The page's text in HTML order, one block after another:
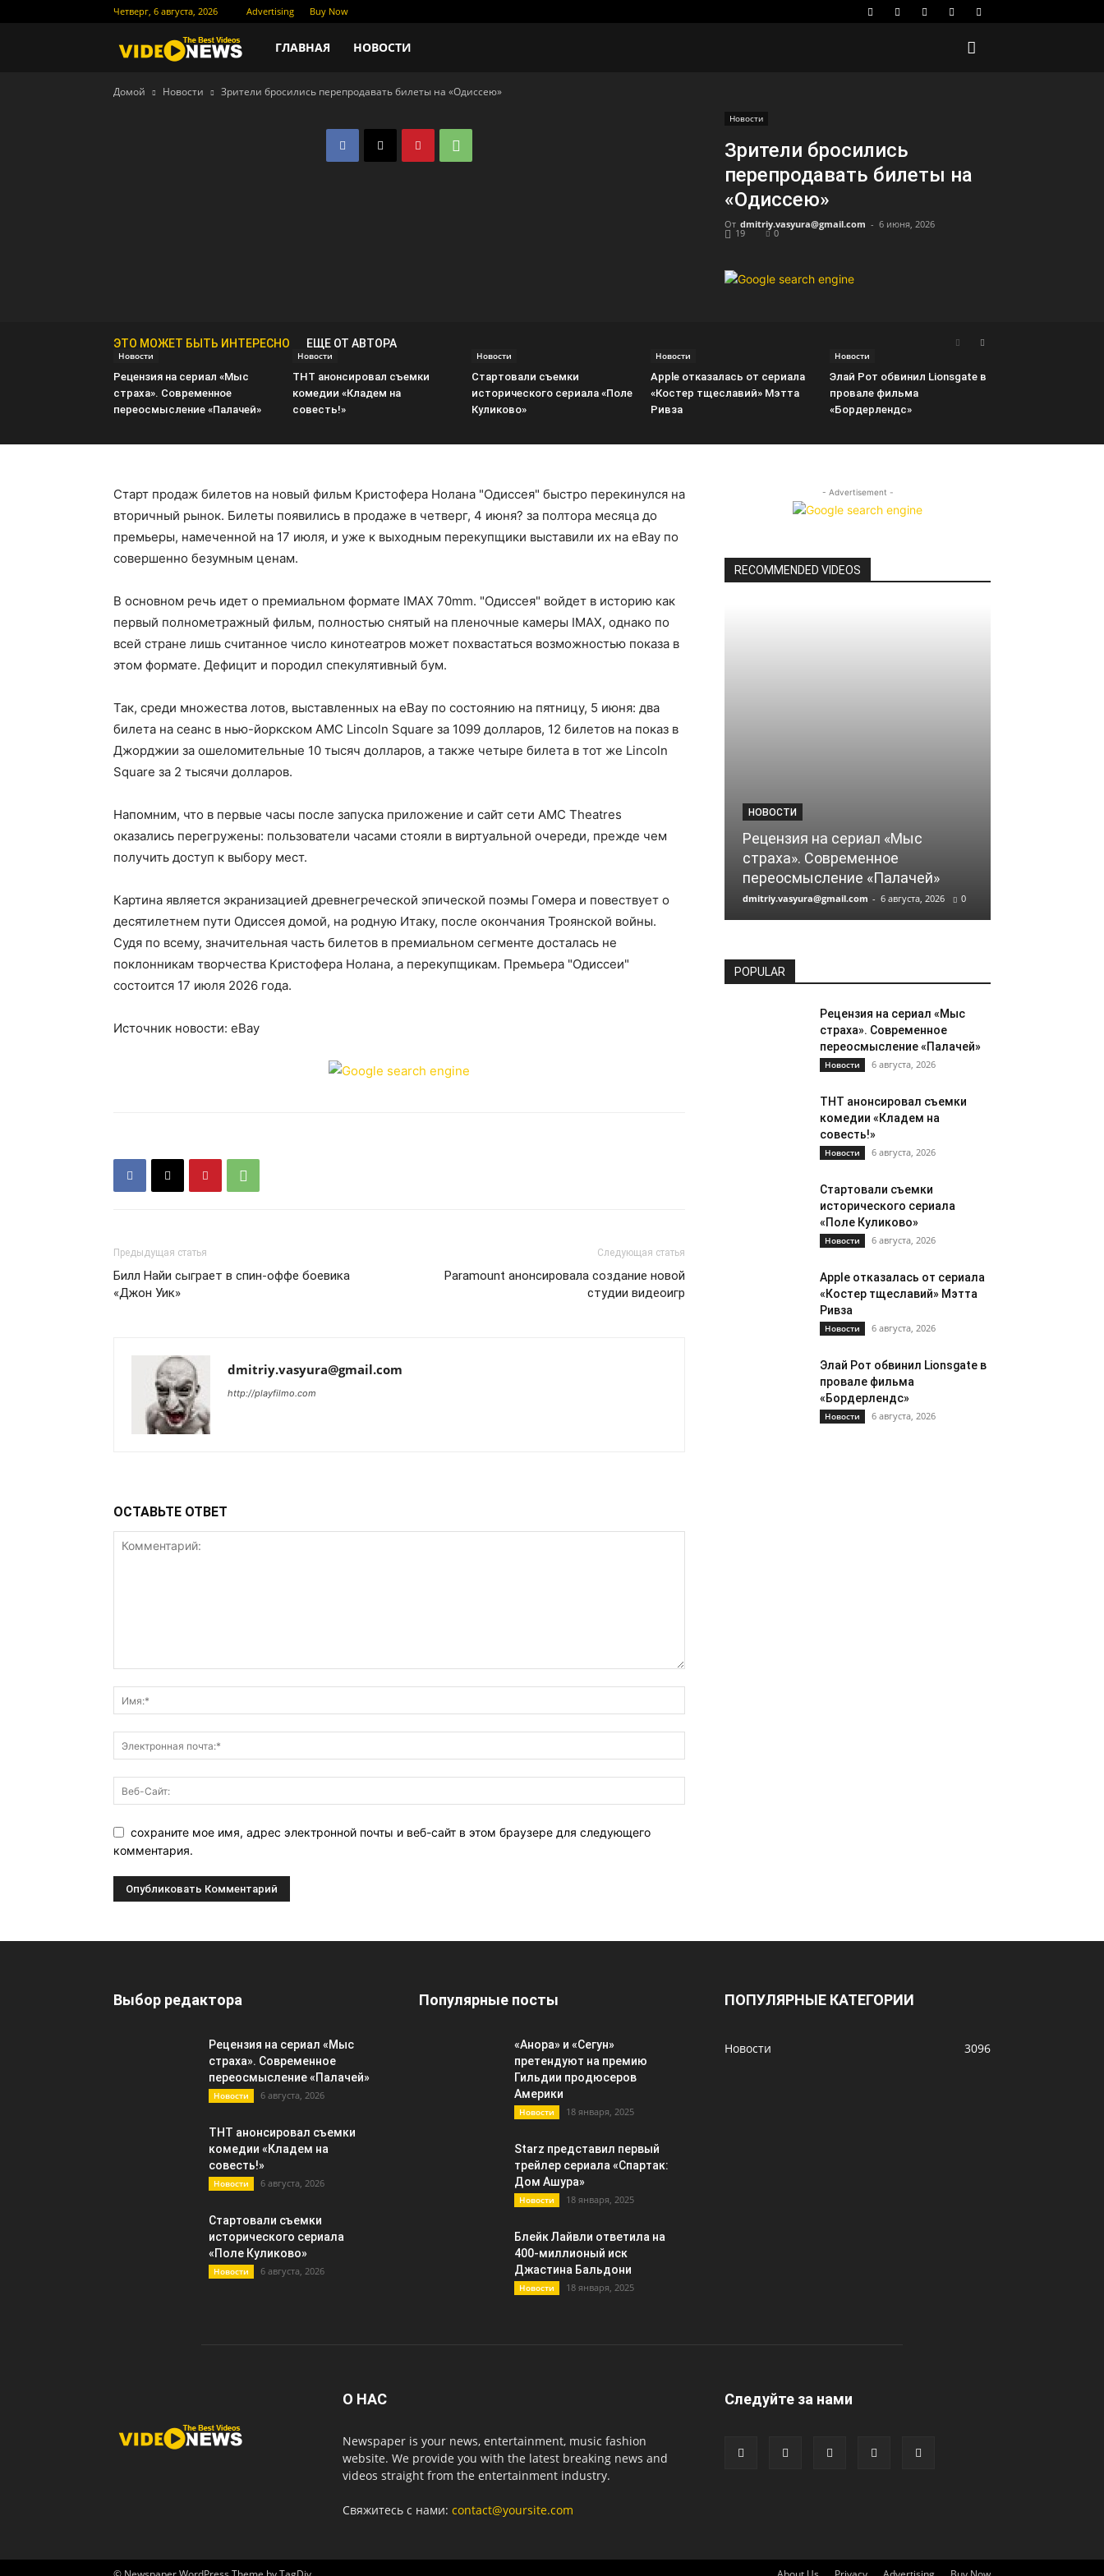
Четверг, 6 августа, 2026 Advertising Buy Now
Новости
кино
ГЛАВНАЯ НОВОСТИ
Домой Новости Зрители бросились перепродавать билеты на «Одиссею»
Новости
Зрители бросились
перепродавать билеты на
«Одиссею»
От dmitriy.vasyura@gmail.com - 6 июня, 2026
19 0
ЭТО МОЖЕТ БЫТЬ ИНТЕРЕСНО ЕЩЕ ОТ АВТОРА
Новости
Рецензия на сериал «Мыс
страха». Современное
переосмысление «Палачей»
Новости
ТНТ анонсировал съемки
комедии «Кладем на
совесть!»
Новости
Стартовали съемки
исторического сериала «Поле
Куликово»
Новости
Apple отказалась от сериала
«Костер тщеславий» Мэтта
Ривза
Новости
Элай Рот обвинил Lionsgate в
провале фильма
«Бордерлендс»
Старт продаж билетов на новый фильм Кристофера Нолана "Одиссея" быстро перекинулся на
вторичный рынок. Билеты появились в продаже в четверг, 4 июня? за полтора месяца до
премьеры, намеченной на 17 июля, и уже к выходным перекупщики выставили их на eBay по
совершенно безумным ценам.
В основном речь идет о премиальном формате IMAX 70mm. "Одиссея" войдет в историю как
первый полнометражный фильм, полностью снятый на пленочные камеры IMAX, однако по
всей стране лишь считанное число кинотеатров может похвастаться возможностью показа в
этом формате. Дефицит и породил спекулятивный бум.
Так, среди множества лотов, выставленных на eBay по состоянию на пятницу, 5 июня: два
билета на сеанс в нью-йоркском AMC Lincoln Square за 1099 долларов, 12 билетов на показ в
Джорджии за ошеломительные 10 тысяч долларов, а также четыре билета в тот же Lincoln
Square за 2 тысячи долларов.
Напомним, что в первые часы после запуска приложение и сайт сети AMC Theatres
оказались перегружены: пользователи часами стояли в виртуальной очереди, прежде чем
получить доступ к выбору мест.
Картина является экранизацией древнегреческой эпической поэмы Гомера и повествует о
десятилетнем пути Одиссея домой, на родную Итаку, после окончания Троянской войны.
Судя по всему, значительная часть билетов в премиальном сегменте досталась не
поклонникам творчества Кристофера Нолана, а перекупщикам. Премьера "Одиссеи"
состоится 17 июля 2026 года.
Источник новости: eBay
Предыдущая статья
Билл Найи сыграет в спин-оффе боевика
«Джон Уик»
Следующая статья
Paramount анонсировала создание новой
студии видеоигр
dmitriy.vasyura@gmail.com
http://playfilmo.com
ОСТАВЬТЕ ОТВЕТ
сохраните мое имя, адрес электронной почты и веб-сайт в этом браузере для следующего
комментария.
- Advertisement -
RECOMMENDED VIDEOS
НОВОСТИ
Рецензия на сериал «Мыс
страха». Современное
переосмысление «Палачей»
dmitriy.vasyura@gmail.com - 6 августа, 2026 0
POPULAR
Рецензия на сериал «Мыс
страха». Современное
переосмысление «Палачей»
Новости 6 августа, 2026
ТНТ анонсировал съемки
комедии «Кладем на
совесть!»
Новости 6 августа, 2026
Стартовали съемки
исторического сериала
«Поле Куликово»
Новости 6 августа, 2026
Apple отказалась от сериала
«Костер тщеславий» Мэтта
Ривза
Новости 6 августа, 2026
Элай Рот обвинил Lionsgate в
провале фильма
«Бордерлендс»
Новости 6 августа, 2026
Выбор редактора
Рецензия на сериал «Мыс
страха». Современное
переосмысление «Палачей»
Новости 6 августа, 2026
ТНТ анонсировал съемки
комедии «Кладем на
совесть!»
Новости 6 августа, 2026
Стартовали съемки
исторического сериала
«Поле Куликово»
Новости 6 августа, 2026
Популярные посты
«Анора» и «Сегун»
претендуют на премию
Гильдии продюсеров
Америки
Новости 18 января, 2025
Starz представил первый
трейлер сериала «Спартак:
Дом Ашура»
Новости 18 января, 2025
Блейк Лайвли ответила на
400-миллионый иск
Джастина Бальдони
Новости 18 января, 2025
ПОПУЛЯРНЫЕ КАТЕГОРИИ
Новости 3096
О НАС
Newspaper is your news, entertainment, music fashion
website. We provide you with the latest breaking news and
videos straight from the entertainment industry.
Свяжитесь с нами: contact@yoursite.com
Следуйте за нами